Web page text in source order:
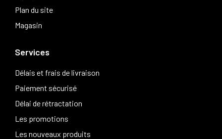
Plan du site
Magasin
Services
Délais et frais de livraison
Paiement sécurisé
Délai de rétractation
Les promotions
Les nouveaux produits